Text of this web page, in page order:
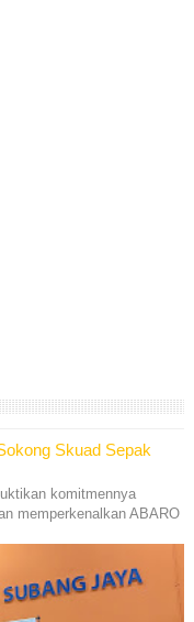
Skuad Sepak
komitmennya
memperkenalkan ABARO